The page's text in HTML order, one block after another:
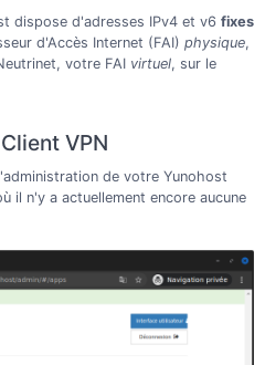
dispose d'adresses IPv4 et v6 fixes
d'Accès Internet (FAI) physique,
votre FAI virtuel, sur le
VPN
de votre Yunohost
il n'y a actuellement encore aucune